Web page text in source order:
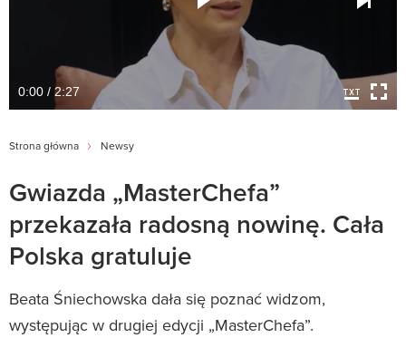
0:00 / 2:27
Strona główna Newsy
Gwiazda „MasterChefa”
przekazała radosną nowinę. Cała
Polska gratuluje
Beata Śniechowska dała się poznać widzom,
występując w drugiej edycji „MasterChefa”.